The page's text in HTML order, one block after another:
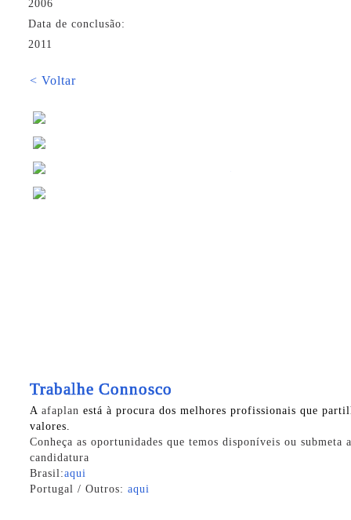
2006
Data de conclusão:
2011
< Voltar
Trabalhe Connosco
A afaplan está à procura dos melhores profissionais que
valores.
Conheça as oportunidades que temos disponíveis ou submeta
candidatura
Brasil:aqui
Portugal / Outros: aqui